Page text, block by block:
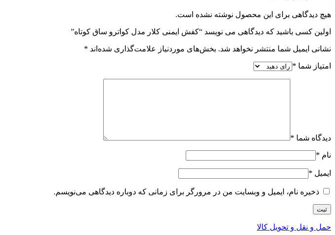
هیچ دیدگاهی برای این محصول نوشته نشده است.
اولین کسی باشید که دیدگاهی می نویسد “کفش ایمنی کلار مدل کواترو ساق کوتاه”
نشانی ایمیل شما منتشر نخواهد شد. بخش‌های موردنیاز علامت‌گذاری شده‌اند *
امتیاز شما *
دیدگاه شما *
نام *
ایمیل *
ذخیره نام، ایمیل و وبسایت من در مرورگر برای زمانی که دوباره دیدگاهی می‌نویسم.
حمل و نقل و تحویل کالا